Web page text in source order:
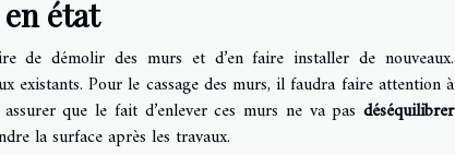
état
de démolir des murs et d’en faire installer de nouveaux.
existants. Pour le cassage des murs, il faudra faire attention à
que le fait d’enlever ces murs ne va pas déséquilibrer
la surface après les travaux.